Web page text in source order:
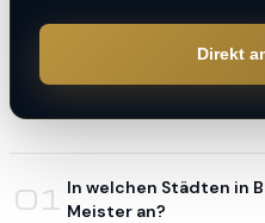
Direkt
01
In welchen Städten in
Meister an?